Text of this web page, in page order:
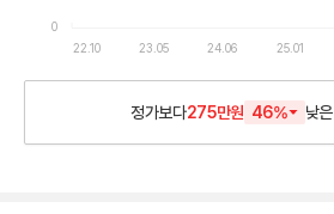
0
22.10 23.05 24.06 25.01
정가보다275만원 46% 낮은